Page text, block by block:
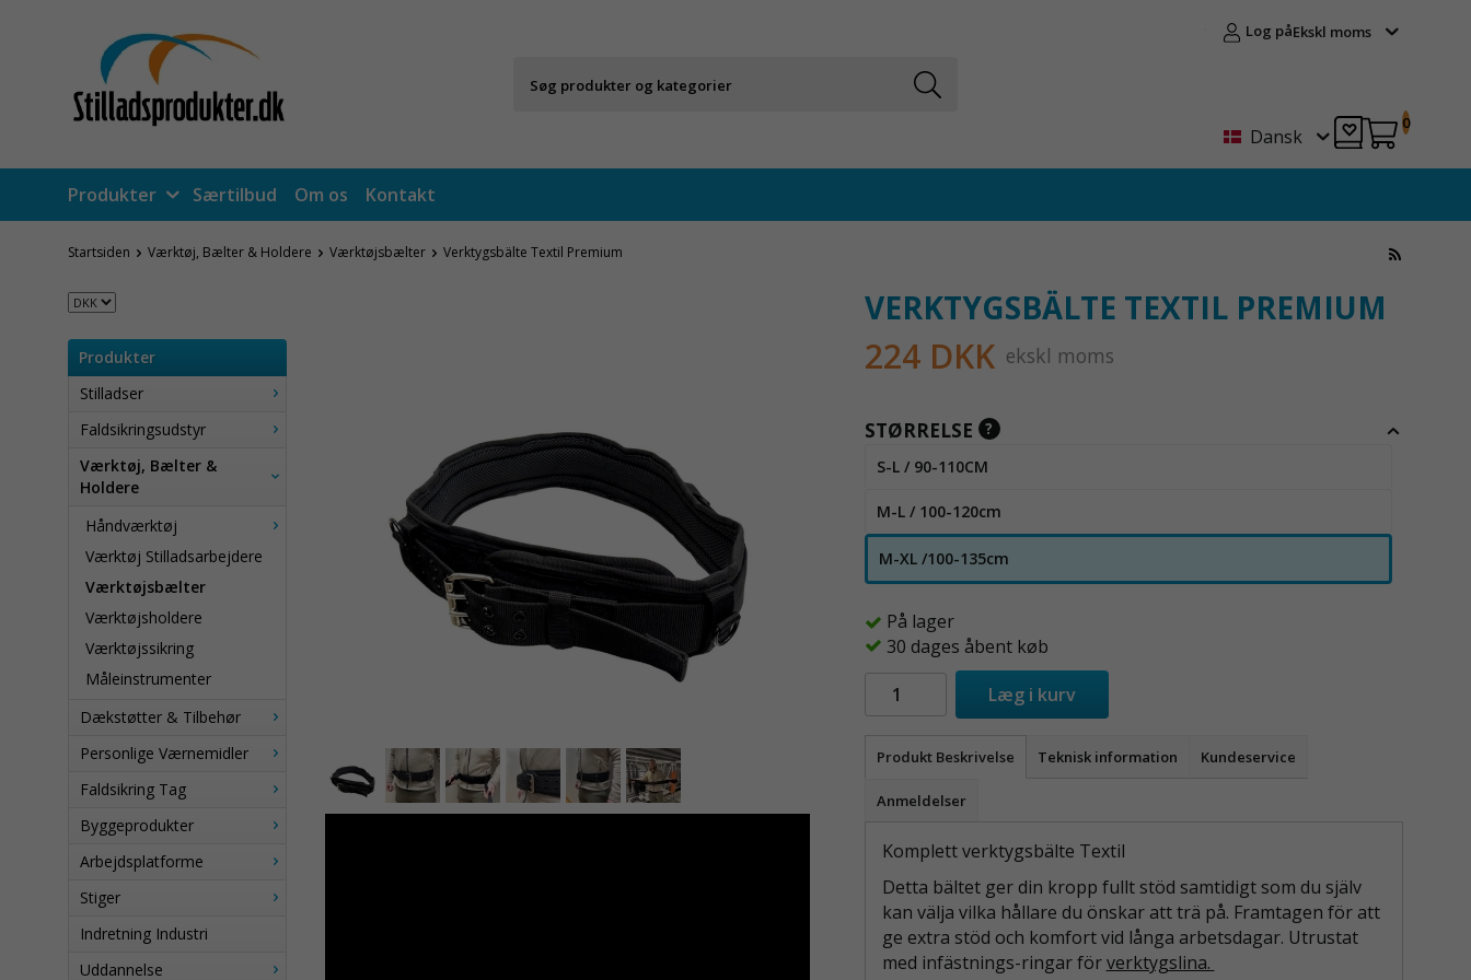
Log påEkskl moms
Dansk
0
Produkter Særtilbud Om os Kontakt
Startsiden Værktøj, Bælter & Holdere Værktøjsbælter Verktygsbälte Textil Premium
Produkter
Stilladser
Faldsikringsudstyr
Værktøj, Bælter &
Holdere
Håndværktøj
Værktøj Stilladsarbejdere
Værktøjsbælter
Værktøjsholdere
Værktøjssikring
Måleinstrumenter
Dækstøtter & Tilbehør
Personlige Værnemidler
Faldsikring Tag
Byggeprodukter
Arbejdsplatforme
Stiger
Indretning Industri
Uddannelse
VERKTYGSBÄLTE TEXTIL PREMIUM
224 DKK ekskl moms
STØRRELSE
?
S-L / 90-110CM
M-L / 100-120cm
M-XL /100-135cm
På lager
30 dages åbent køb
Læg i kurv
Produkt Beskrivelse Teknisk information Kundeservice
Anmeldelser
Komplett verktygsbälte Textil
Detta bältet ger din kropp fullt stöd samtidigt som du själv
kan välja vilka hållare du önskar att trä på. Framtagen för att
ge extra stöd och komfort vid långa arbetsdagar. Utrustat
med infästnings-ringar förverktygslina.